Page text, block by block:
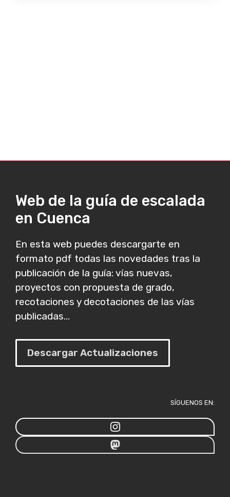
Web de la guía de escalada
en Cuenca
En esta web puedes descargarte en
formato pdf todas las novedades tras la
publicación de la guía: vías nuevas,
proyectos con propuesta de grado,
recotaciones y decotaciones de las vías
publicadas...
Descargar Actualizaciones
SÍGUENOS EN: